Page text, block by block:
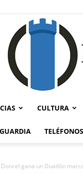
CULTURA
gana un Duatlón